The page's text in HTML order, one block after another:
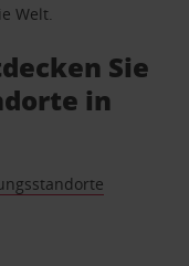
Welt.
Sie
in